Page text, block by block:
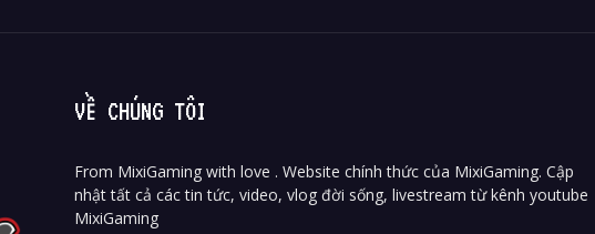
VỀ CHÚNG TÔI
From MixiGaming with love . Website chính thức của MixiGaming. Cập
nhật tất cả các tin tức, video, vlog đời sống, livestream từ kênh youtube
MixiGaming